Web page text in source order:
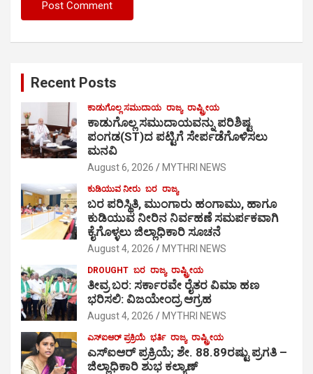
Recent Posts
ಕಾಡುಗೊಲ್ಲ ಸಮುದಾಯ ರಾಜ್ಯ ರಾಷ್ಟ್ರೀಯ
ಕಾಡುಗೊಲ್ಲ ಸಮುದಾಯವನ್ನು ಪರಿಶಿಷ್ಟ
ಪಂಗಡ(ST)ದ ಪಟ್ಟಿಗೆ ಸೇರ್ಪಡೆಗೊಳಿಸಲು
ಮನವಿ
August 6, 2026 MYTHRI NEWS
ಕುಡಿಯುವ ನೀರು ಬರ ರಾಜ್ಯ
ಬರ ಪರಿಸ್ಥಿತಿ, ಮುಂಗಾರು ಹಂಗಾಮು, ಹಾಗೂ
ಕುಡಿಯುವ ನೀರಿನ ನಿರ್ವಹಣೆ ಸಮರ್ಪಕವಾಗಿ
ಕೈಗೊಳ್ಳಲು ಜಿಲ್ಲಾಧಿಕಾರಿ ಸೂಚನೆ
August 4, 2026 MYTHRI NEWS
DROUGHT ಬರ ರಾಜ್ಯ ರಾಷ್ಟ್ರೀಯ
ತೀವ್ರ ಬರ: ಸರ್ಕಾರವೇ ರೈತರ ವಿಮಾ ಹಣ
ಭರಿಸಲಿ: ವಿಜಯೇಂದ್ರ ಆಗ್ರಹ
August 4, 2026 MYTHRI NEWS
ಎಸ್‍ಐಆರ್ ಪ್ರಕ್ರಿಯೆ ಭರ್ತಿ ರಾಜ್ಯ ರಾಷ್ಟ್ರೀಯ
ಎಸ್‍ಐಆರ್ ಪ್ರಕ್ರಿಯೆ; ಶೇ. 88.89ರಷ್ಟು ಪ್ರಗತಿ –
ಜಿಲ್ಲಾಧಿಕಾರಿ ಶುಭ ಕಲ್ಯಾಣ್